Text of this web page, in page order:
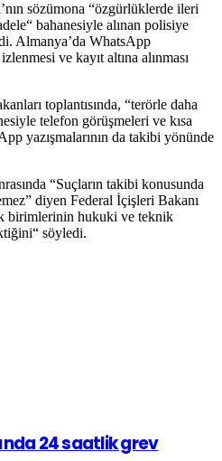
sözümona “özgürlüklerde ileri
bahanesiyle alınan polisiye
Almanya’da WhatsApp
ve kayıt altına alınması
toplantısında, “terörle daha
telefon görüşmeleri ve kısa
yazışmalarının da takibi yönünde
“Suçların takibi konusunda
diyen Federal İçişleri Bakanı
birimlerinin hukuki ve teknik
söyledi.
24 saatlik grev